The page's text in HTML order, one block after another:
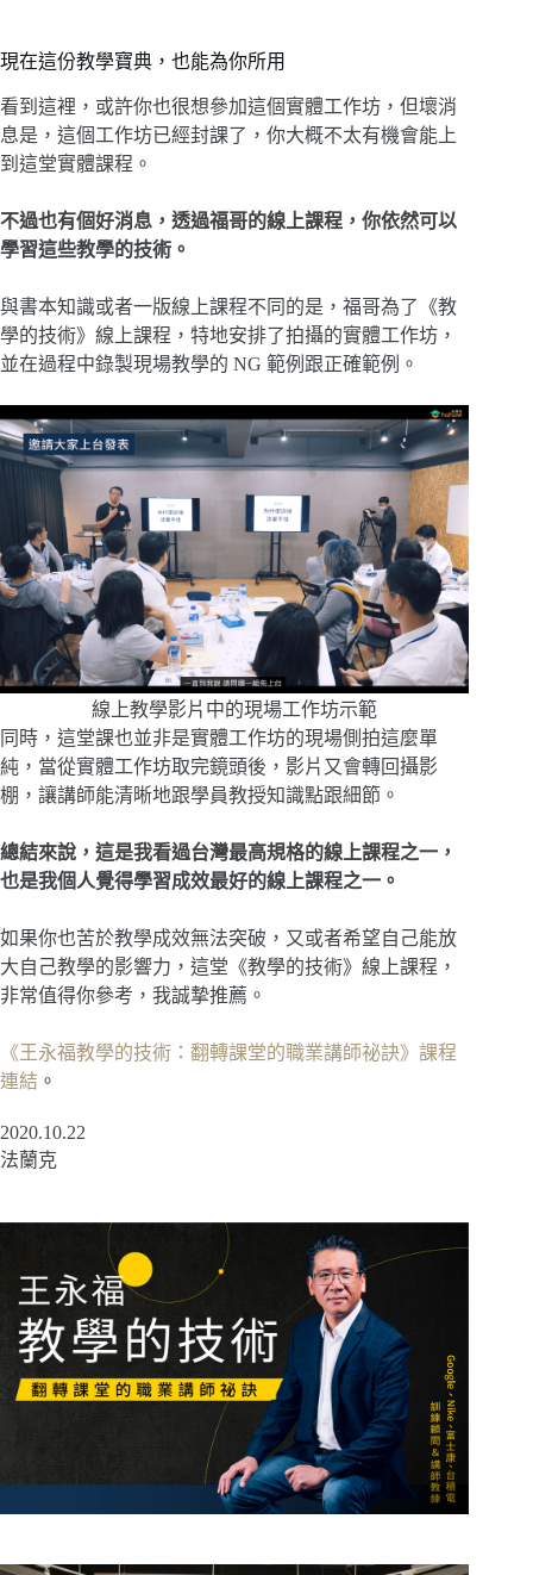
現在這份教學寶典，也能為你所用
看到這裡，或許你也很想參加這個實體工作坊，但壞消
息是，這個工作坊已經封課了，你大概不太有機會能上
到這堂實體課程。
不過也有個好消息，透過福哥的線上課程，你依然可以
學習這些教學的技術。
與書本知識或者一版線上課程不同的是，福哥為了《教
學的技術》線上課程，特地安排了拍攝的實體工作坊，
並在過程中錄製現場教學的 NG 範例跟正確範例。
線上教學影片中的現場工作坊示範
同時，這堂課也並非是實體工作坊的現場側拍這麼單
純，當從實體工作坊取完鏡頭後，影片又會轉回攝影
棚，讓講師能清晰地跟學員教授知識點跟細節。
總結來說，這是我看過台灣最高規格的線上課程之一，
也是我個人覺得學習成效最好的線上課程之一。
如果你也苦於教學成效無法突破，又或者希望自己能放
大自己教學的影響力，這堂《教學的技術》線上課程，
非常值得你參考，我誠摯推薦。
《王永福教學的技術：翻轉課堂的職業講師祕訣》課程
連結 。
2020.10.22
法蘭克